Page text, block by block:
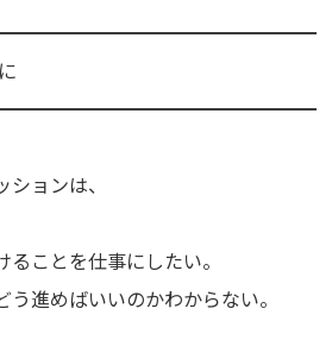
ションは、
ることを仕事にしたい。
う進めばいいのかわからない。